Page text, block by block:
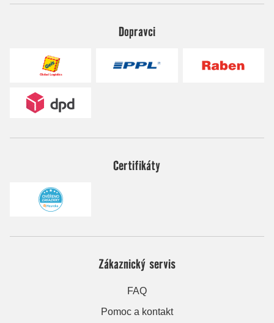
Dopravci
Certifikáty
Zákaznický servis
FAQ
Pomoc a kontakt